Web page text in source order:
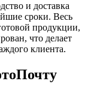
и доставка
сроки. Весь
продукции,
что делает
клиента.